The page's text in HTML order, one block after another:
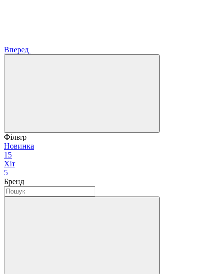
Вперед
Фільтр
Новинка
15
Хіт
5
Бренд